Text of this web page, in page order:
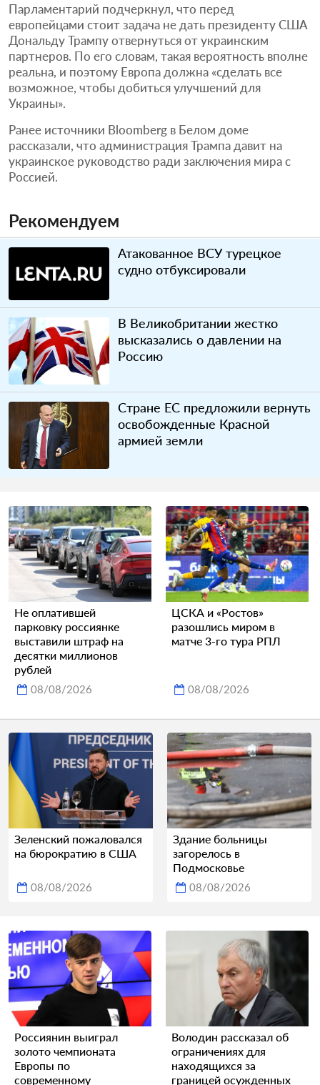
Парламентарий подчеркнул, что перед
европейцами стоит задача не дать президенту США
Дональду Трампу отвернуться от украинским
партнеров. По его словам, такая вероятность вполне
реальна, и поэтому Европа должна «сделать все
возможное, чтобы добиться улучшений для
Украины».
Ранее источники Bloomberg в Белом доме
рассказали, что администрация Трампа давит на
украинское руководство ради заключения мира с
Россией.
Рекомендуем
Атакованное ВСУ турецкое
судно отбуксировали
В Великобритании жестко
высказались о давлении на
Россию
Стране ЕС предложили вернуть
освобожденные Красной
армией земли
Не оплатившей
парковку россиянке
выставили штраф на
десятки миллионов
рублей
08/08/2026
ЦСКА и «Ростов»
разошлись миром в
матче 3-го тура РПЛ
08/08/2026
Зеленский пожаловался
на бюрократию в США
08/08/2026
Здание больницы
загорелось в
Подмосковье
08/08/2026
Россиянин выиграл
золото чемпионата
Европы по
современному
Володин рассказал об
ограничениях для
находящихся за
границей осужденных